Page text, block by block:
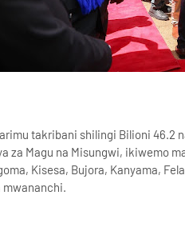
takribani shilingi Bilioni 46.2
za Magu na Misungwi, ikiwemo
Kisesa, Bujora, Kanyama,